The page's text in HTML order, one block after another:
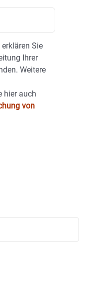
Sie
Ihrer
Weitere
hier auch
von